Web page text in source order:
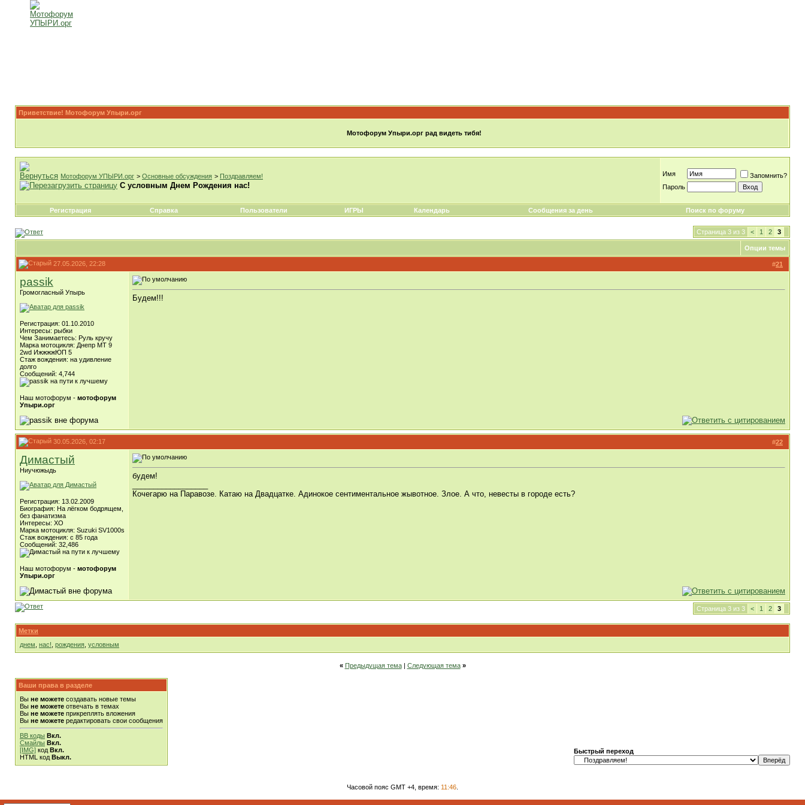
Приветствие! Мотофорум Упыри.орг
Мотофорум Упыри.орг рад видеть тибя!
Мотофорум УПЫРИ.орг > Основные обсуждения > Поздравляем!
С условным Днем Рождения нас!
Имя
Запомнить?
Пароль
Регистрация Справка Пользователи ИГРЫ Календарь Сообщения за день Поиск по форуму
Страница 3 из 3 < 1 2 3
Опции темы
27.05.2026, 22:28 #21
passik
Громогласный Упырь
Регистрация: 01.10.2010
Интересы: рыбки
Чем Занимаетесь: Руль кручу
Марка мотоцикля: Днепр МТ 9
2wd ИжжжжЮП 5
Стаж вождения: на удивление
долго
Сообщений: 4,744
Наш мотофорум - мотофорум
Упыри.орг
Будем!!!
30.05.2026, 02:17 #22
Димастый
Ниучюжыдь
Регистрация: 13.02.2009
Биография: На лёгком бодрящем,
без фанатизма
Интересы: ХО
Марка мотоцикля: Suzuki SV1000s
Стаж вождения: с 85 года
Сообщений: 32,486
Наш мотофорум - мотофорум
Упыри.орг
будем!
Кочегарю на Паравозе. Катаю на Двадцатке. Адинокое сентиментальное жывотное. Злое. А что, невесты в городе есть?
Страница 3 из 3 < 1 2 3
Метки
днем нас! рождения условным
« Предыдущая тема| Следующая тема »
Ваши права в разделе
Вы не можете создавать новые темы
Вы не можете отвечать в темах
Вы не можете прикреплять вложения
Вы не можете редактировать свои сообщения
BB коды Вкл.
Смайлы Вкл.
[IMG] код Вкл.
HTML код Выкл.
Быстрый переход
Часовой пояс GMT +4, время: 11:46